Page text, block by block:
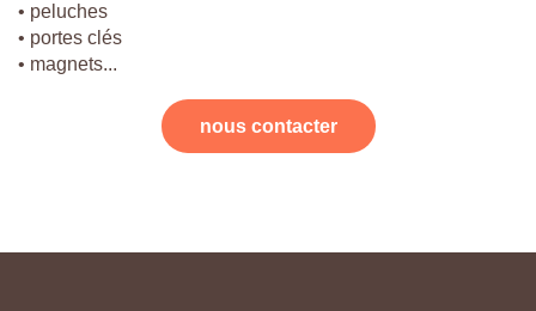
• peluches
• portes clés
• magnets...
nous contacter